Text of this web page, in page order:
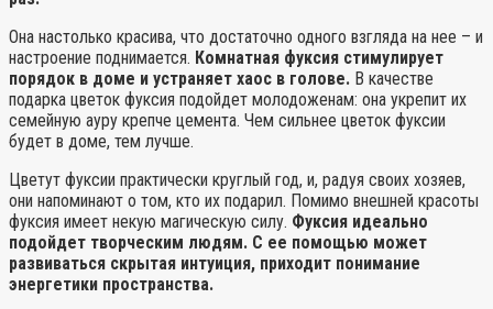
Она настолько красива, что достаточно одного взгляда на нее – и
настроение поднимается. Комнатная фуксия стимулирует
порядок в доме и устраняет хаос в голове. В качестве
подарка цветок фуксия подойдет молодоженам: она укрепит их
семейную ауру крепче цемента. Чем сильнее цветок фуксии
будет в доме, тем лучше.
Цветут фуксии практически круглый год, и, радуя своих хозяев,
они напоминают о том, кто их подарил. Помимо внешней красоты
фуксия имеет некую магическую силу. Фуксия идеально
подойдет творческим людям. С ее помощью может
развиваться скрытая интуиция, приходит понимание
энергетики пространства.